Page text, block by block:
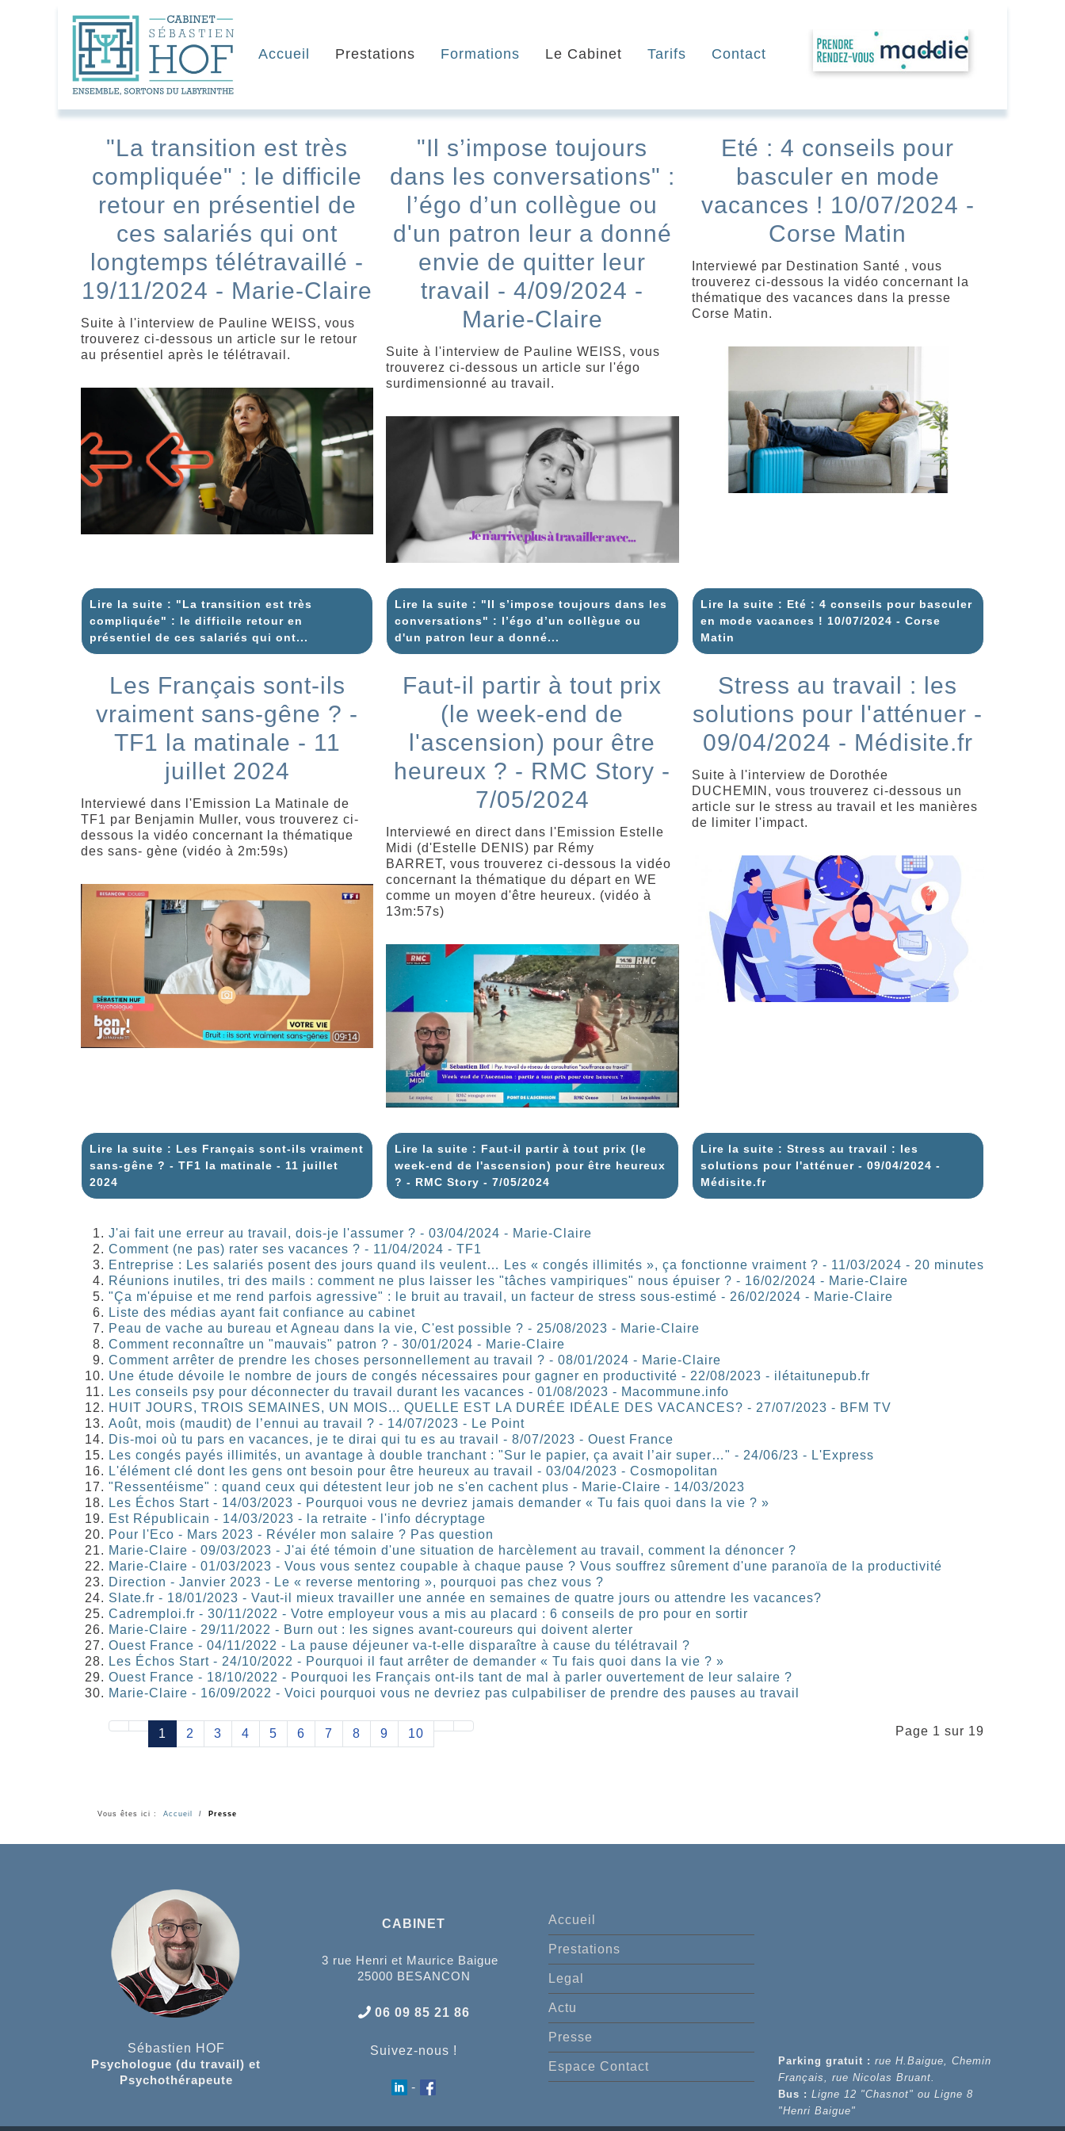
Accueil Prestations Formations Le Cabinet Tarifs Contact
"La transition est très
compliquée" : le difficile
retour en présentiel de
ces salariés qui ont
longtemps télétravaillé -
19/11/2024 - Marie-Claire
Suite à l'interview de Pauline WEISS, vous
trouverez ci-dessous un article sur le retour
au présentiel après le télétravail.
Lire la suite : "La transition est très
compliquée" : le difficile retour en
présentiel de ces salariés qui ont...
"Il s’impose toujours
dans les conversations" :
l’égo d’un collègue ou
d'un patron leur a donné
envie de quitter leur
travail - 4/09/2024 -
Marie-Claire
Suite à l'interview de Pauline WEISS, vous
trouverez ci-dessous un article sur l'égo
surdimensionné au travail.
Lire la suite : "Il s’impose toujours dans les
conversations" : l’égo d’un collègue ou
d'un patron leur a donné...
Eté : 4 conseils pour
basculer en mode
vacances ! 10/07/2024 -
Corse Matin
Interviewé par Destination Santé , vous
trouverez ci-dessous la vidéo concernant la
thématique des vacances dans la presse
Corse Matin.
Lire la suite : Eté : 4 conseils pour basculer
en mode vacances ! 10/07/2024 - Corse
Matin
Les Français sont-ils
vraiment sans-gêne ? -
TF1 la matinale - 11
juillet 2024
Interviewé dans l'Emission La Matinale de
TF1 par Benjamin Muller, vous trouverez ci-
dessous la vidéo concernant la thématique
des sans- gène (vidéo à 2m:59s)
Lire la suite : Les Français sont-ils vraiment
sans-gêne ? - TF1 la matinale - 11 juillet
2024
Faut-il partir à tout prix
(le week-end de
l'ascension) pour être
heureux ? - RMC Story -
7/05/2024
Interviewé en direct dans l'Emission Estelle
Midi (d'Estelle DENIS) par Rémy
BARRET, vous trouverez ci-dessous la vidéo
concernant la thématique du départ en WE
comme un moyen d'être heureux. (vidéo à
13m:57s)
Lire la suite : Faut-il partir à tout prix (le
week-end de l'ascension) pour être heureux
? - RMC Story - 7/05/2024
Stress au travail : les
solutions pour l'atténuer -
09/04/2024 - Médisite.fr
Suite à l'interview de Dorothée
DUCHEMIN, vous trouverez ci-dessous un
article sur le stress au travail et les manières
de limiter l'impact.
Lire la suite : Stress au travail : les
solutions pour l'atténuer - 09/04/2024 -
Médisite.fr
J'ai fait une erreur au travail, dois-je l'assumer ? - 03/04/2024 - Marie-Claire
Comment (ne pas) rater ses vacances ? - 11/04/2024 - TF1
Entreprise : Les salariés posent des jours quand ils veulent… Les « congés illimités », ça fonctionne vraiment ? - 11/03/2024 - 20 minutes
Réunions inutiles, tri des mails : comment ne plus laisser les "tâches vampiriques" nous épuiser ? - 16/02/2024 - Marie-Claire
"Ça m'épuise et me rend parfois agressive" : le bruit au travail, un facteur de stress sous-estimé - 26/02/2024 - Marie-Claire
Liste des médias ayant fait confiance au cabinet
Peau de vache au bureau et Agneau dans la vie, C'est possible ? - 25/08/2023 - Marie-Claire
Comment reconnaître un "mauvais" patron ? - 30/01/2024 - Marie-Claire
Comment arrêter de prendre les choses personnellement au travail ? - 08/01/2024 - Marie-Claire
Une étude dévoile le nombre de jours de congés nécessaires pour gagner en productivité - 22/08/2023 - ilétaitunepub.fr
Les conseils psy pour déconnecter du travail durant les vacances - 01/08/2023 - Macommune.info
HUIT JOURS, TROIS SEMAINES, UN MOIS... QUELLE EST LA DURÉE IDÉALE DES VACANCES? - 27/07/2023 - BFM TV
Août, mois (maudit) de l’ennui au travail ? - 14/07/2023 - Le Point
Dis-moi où tu pars en vacances, je te dirai qui tu es au travail - 8/07/2023 - Ouest France
Les congés payés illimités, un avantage à double tranchant : "Sur le papier, ça avait l’air super…" - 24/06/23 - L'Express
L'élément clé dont les gens ont besoin pour être heureux au travail - 03/04/2023 - Cosmopolitan
"Ressentéisme" : quand ceux qui détestent leur job ne s'en cachent plus - Marie-Claire - 14/03/2023
Les Échos Start - 14/03/2023 - Pourquoi vous ne devriez jamais demander « Tu fais quoi dans la vie ? »
Est Républicain - 14/03/2023 - la retraite - l'info décryptage
Pour l'Eco - Mars 2023 - Révéler mon salaire ? Pas question
Marie-Claire - 09/03/2023 - J'ai été témoin d'une situation de harcèlement au travail, comment la dénoncer ?
Marie-Claire - 01/03/2023 - Vous vous sentez coupable à chaque pause ? Vous souffrez sûrement d'une paranoïa de la productivité
Direction - Janvier 2023 - Le « reverse mentoring », pourquoi pas chez vous ?
Slate.fr - 18/01/2023 - Vaut-il mieux travailler une année en semaines de quatre jours ou attendre les vacances?
Cadremploi.fr - 30/11/2022 - Votre employeur vous a mis au placard : 6 conseils de pro pour en sortir
Marie-Claire - 29/11/2022 - Burn out : les signes avant-coureurs qui doivent alerter
Ouest France - 04/11/2022 - La pause déjeuner va-t-elle disparaître à cause du télétravail ?
Les Échos Start - 24/10/2022 - Pourquoi il faut arrêter de demander « Tu fais quoi dans la vie ? »
Ouest France - 18/10/2022 - Pourquoi les Français ont-ils tant de mal à parler ouvertement de leur salaire ?
Marie-Claire - 16/09/2022 - Voici pourquoi vous ne devriez pas culpabiliser de prendre des pauses au travail
Page 1 sur 19
1 2 3 4 5 6 7 8 9 10
Vous êtes ici : Accueil Presse
Sébastien HOF
Psychologue (du travail) et
Psychothérapeute
CABINET
3 rue Henri et Maurice Baigue
25000 BESANCON
06 09 85 21 86
Suivez-nous !
-
Accueil
Prestations
Legal
Actu
Presse
Espace Contact Parking gratuit : rue H.Baigue, Chemin
Français, rue Nicolas Bruant.
Bus : Ligne 12 "Chasnot" ou Ligne 8
"Henri Baigue"